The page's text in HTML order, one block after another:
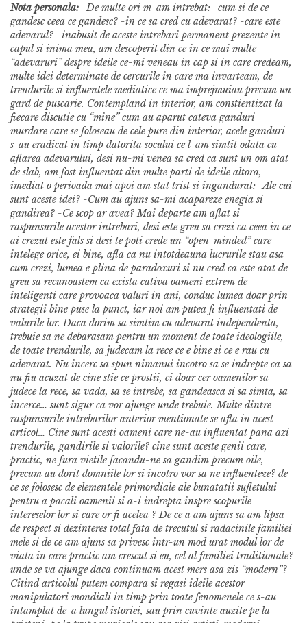
Nota personala: -De multe ori m-am intrebat: -cum si de ce
gandesc ceea ce gandesc? -in ce sa cred cu adevarat? -care este
adevarul? inabusit de aceste intrebari permanent prezente in
capul si inima mea, am descoperit din ce in ce mai multe
“adevaruri” despre ideile ce-mi veneau in cap si in care credeam,
multe idei determinate de cercurile in care ma invarteam, de
trendurile si influentele mediatice ce ma imprejmuiau precum un
gard de puscarie. Contempland in interior, am constientizat la
fiecare discutie cu “mine” cum au aparut cateva ganduri
murdare care se foloseau de cele pure din interior, acele ganduri
s-au eradicat in timp datorita socului ce l-am simtit odata cu
aflarea adevarului, desi nu-mi venea sa cred ca sunt un om atat
de slab, am fost influentat din multe parti de ideile altora,
imediat o perioada mai apoi am stat trist si ingandurat: -Ale cui
sunt aceste idei? -Cum au ajuns sa-mi acapareze enegia si
gandirea? -Ce scop ar avea? Mai departe am aflat si
raspunsurile acestor intrebari, desi este greu sa crezi ca ceea in ce
ai crezut este fals si desi te poti crede un “open-minded” care
intelege orice, ei bine, afla ca nu intotdeauna lucrurile stau asa
cum crezi, lumea e plina de paradoxuri si nu cred ca este atat de
greu sa recunoastem ca exista cativa oameni extrem de
inteligenti care provoaca valuri in ani, conduc lumea doar prin
strategii bine puse la punct, iar noi am putea fi influentati de
valurile lor. Daca dorim sa simtim cu adevarat independenta,
trebuie sa ne debarasam pentru un moment de toate ideologiile,
de toate trendurile, sa judecam la rece ce e bine si ce e rau cu
adevarat. Nu incerc sa spun nimanui incotro sa se indrepte ca sa
nu fiu acuzat de cine stie ce prostii, ci doar cer oamenilor sa
judece la rece, sa vada, sa se intrebe, sa gandeasca si sa simta, sa
incerce… sunt sigur ca vor ajunge unde trebuie. Multe dintre
raspunsurile intrebarilor anterior mentionate se afla in acest
articol… Cine sunt acesti oameni care ne-au influentat pana azi
trendurile, gandirile si valorile? cine sunt aceste genii care,
practic, ne fura vietile facandu-ne sa gandim precum oile,
precum au dorit domniile lor si incotro vor sa ne influenteze? de
ce se folosesc de elementele primordiale ale bunatatii sufletului
pentru a pacali oamenii si a-i indrepta inspre scopurile
intereselor lor si care or fi acelea ? De ce a am ajuns sa am lipsa
de respect si dezinteres total fata de trecutul si radacinile familiei
mele si de ce am ajuns sa privesc intr-un mod urat modul lor de
viata in care practic am crescut si eu, cel al familiei traditionale?
unde se va ajunge daca continuam acest mers asa zis “modern”?
Citind articolul putem compara si regasi ideile acestor
manipulatori mondiali in timp prin toate fenomenele ce s-au
intamplat de-a lungul istoriei, sau prin cuvinte auzite pe la